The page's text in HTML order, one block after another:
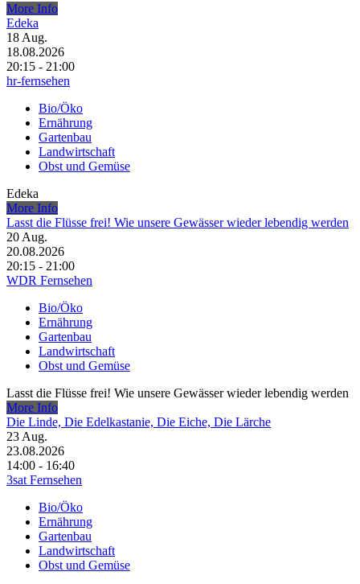
More Info
Edeka
18 Aug.
18.08.2026
20:15 - 21:00
hr-fernsehen
Bio/Öko
Ernährung
Gartenbau
Landwirtschaft
Obst und Gemüse
Edeka
More Info
Lasst die Flüsse frei! Wie unsere Gewässer wieder lebendig werden
20 Aug.
20.08.2026
20:15 - 21:00
WDR Fernsehen
Bio/Öko
Ernährung
Gartenbau
Landwirtschaft
Obst und Gemüse
Lasst die Flüsse frei! Wie unsere Gewässer wieder lebendig werden
More Info
Die Linde, Die Edelkastanie, Die Eiche, Die Lärche
23 Aug.
23.08.2026
14:00 - 16:40
3sat Fernsehen
Bio/Öko
Ernährung
Gartenbau
Landwirtschaft
Obst und Gemüse